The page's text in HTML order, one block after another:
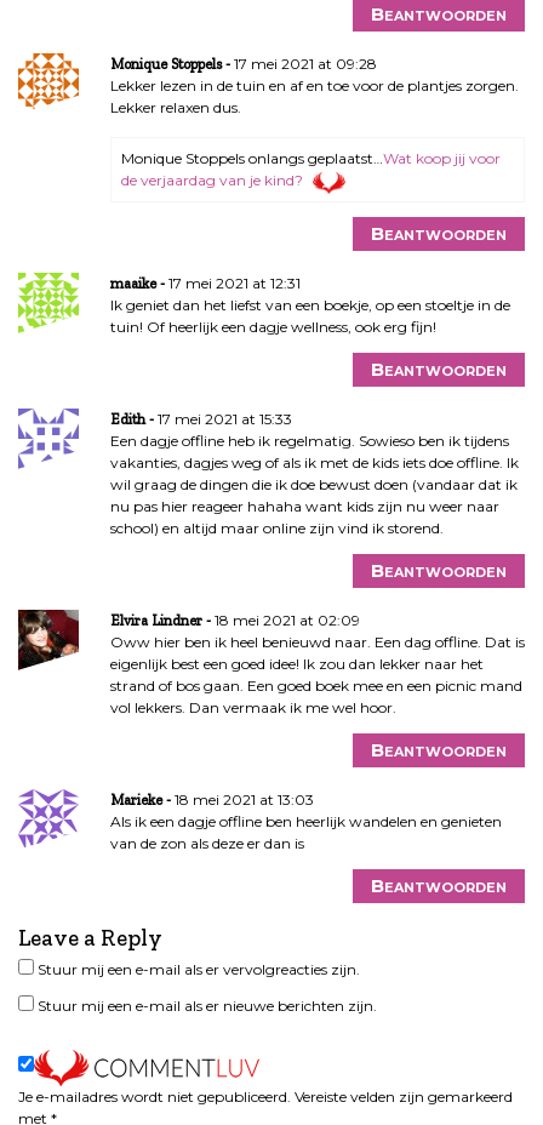
Beantwoorden
Monique Stoppels
17 mei 2021 at 09:28
Lekker lezen in de tuin en af en toe voor de plantjes zorgen.
Lekker relaxen dus.
Monique Stoppels onlangs geplaatst… Wat koop jij voor
de verjaardag van je kind?
Beantwoorden
maaike
17 mei 2021 at 12:31
Ik geniet dan het liefst van een boekje, op een stoeltje in de
tuin! Of heerlijk een dagje wellness, ook erg fijn!
Beantwoorden
Edith
17 mei 2021 at 15:33
Een dagje offline heb ik regelmatig. Sowieso ben ik tijdens
vakanties, dagjes weg of als ik met de kids iets doe offline. Ik
wil graag de dingen die ik doe bewust doen (vandaar dat ik
nu pas hier reageer hahaha want kids zijn nu weer naar
school) en altijd maar online zijn vind ik storend.
Beantwoorden
Elvira Lindner
18 mei 2021 at 02:09
Oww hier ben ik heel benieuwd naar. Een dag offline. Dat is
eigenlijk best een goed idee! Ik zou dan lekker naar het
strand of bos gaan. Een goed boek mee en een picnic mand
vol lekkers. Dan vermaak ik me wel hoor.
Beantwoorden
Marieke
18 mei 2021 at 13:03
Als ik een dagje offline ben heerlijk wandelen en genieten
van de zon als deze er dan is
Beantwoorden
Leave a Reply
Je e-mailadres wordt niet gepubliceerd. Vereiste velden zijn gemarkeerd
met *
Stuur mij een e-mail als er vervolgreacties zijn.
Stuur mij een e-mail als er nieuwe berichten zijn.